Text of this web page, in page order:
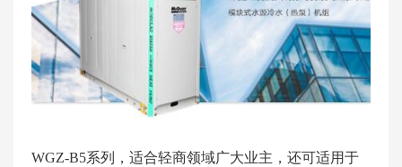
WGZ-B5系列，适合轻商领域广大业主，还可适用于